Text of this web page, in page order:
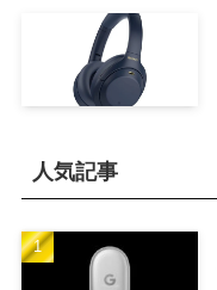
人気記事